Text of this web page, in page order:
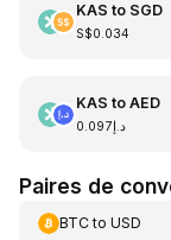
KAS to SGD
S$0.034
KAS to AED
د.إ0.097
Paires de
BTCto USD